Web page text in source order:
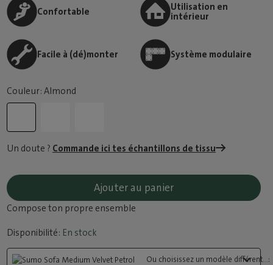
Confortable
Utilisation en
intérieur
Facile à (dé)monter Système modulaire
Couleur: Almond
Un doute ? Commande ici tes échantillons de tissu
Ajouter au panier
Compose ton propre ensemble
Disponibilité: En stock
Ou choisissez un modèle différent...: